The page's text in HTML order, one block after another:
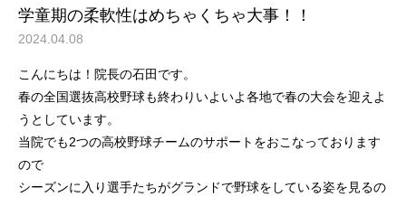
市）
学童期の柔軟性はめちゃくちゃ大事！！
2024.04.08
こんにちは！院長の石田です。
春の全国選抜高校野球も終わりいよいよ各地で春の大会を迎えよ
うとしています。
当院でも2つの高校野球チームのサポートをおこなっております
ので
シーズンに入り選手たちがグランドで野球をしている姿を見るの